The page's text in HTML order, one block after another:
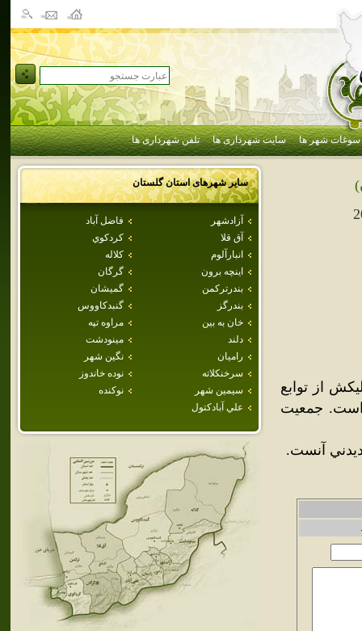
سوغات شهر ها سایت شهرداری ها تلفن شهرداری ها
سایر شهرهای استانگلستان
آزادشهر
فاضل آباد
آق قلا
كردكوي
انبارآلوم
كلاله
اينچه برون
گرگان
بندرتركمن
گميشان
بندرگز
گنبدكاووس
خان به بين
مراوه تپه
دلند
مينودشت
راميان
نگين شهر
سرخنكلاته
نوده خاندوز
سيمين شهر
نوكنده
علي آبادكتول
از توابع
است. جمعيت